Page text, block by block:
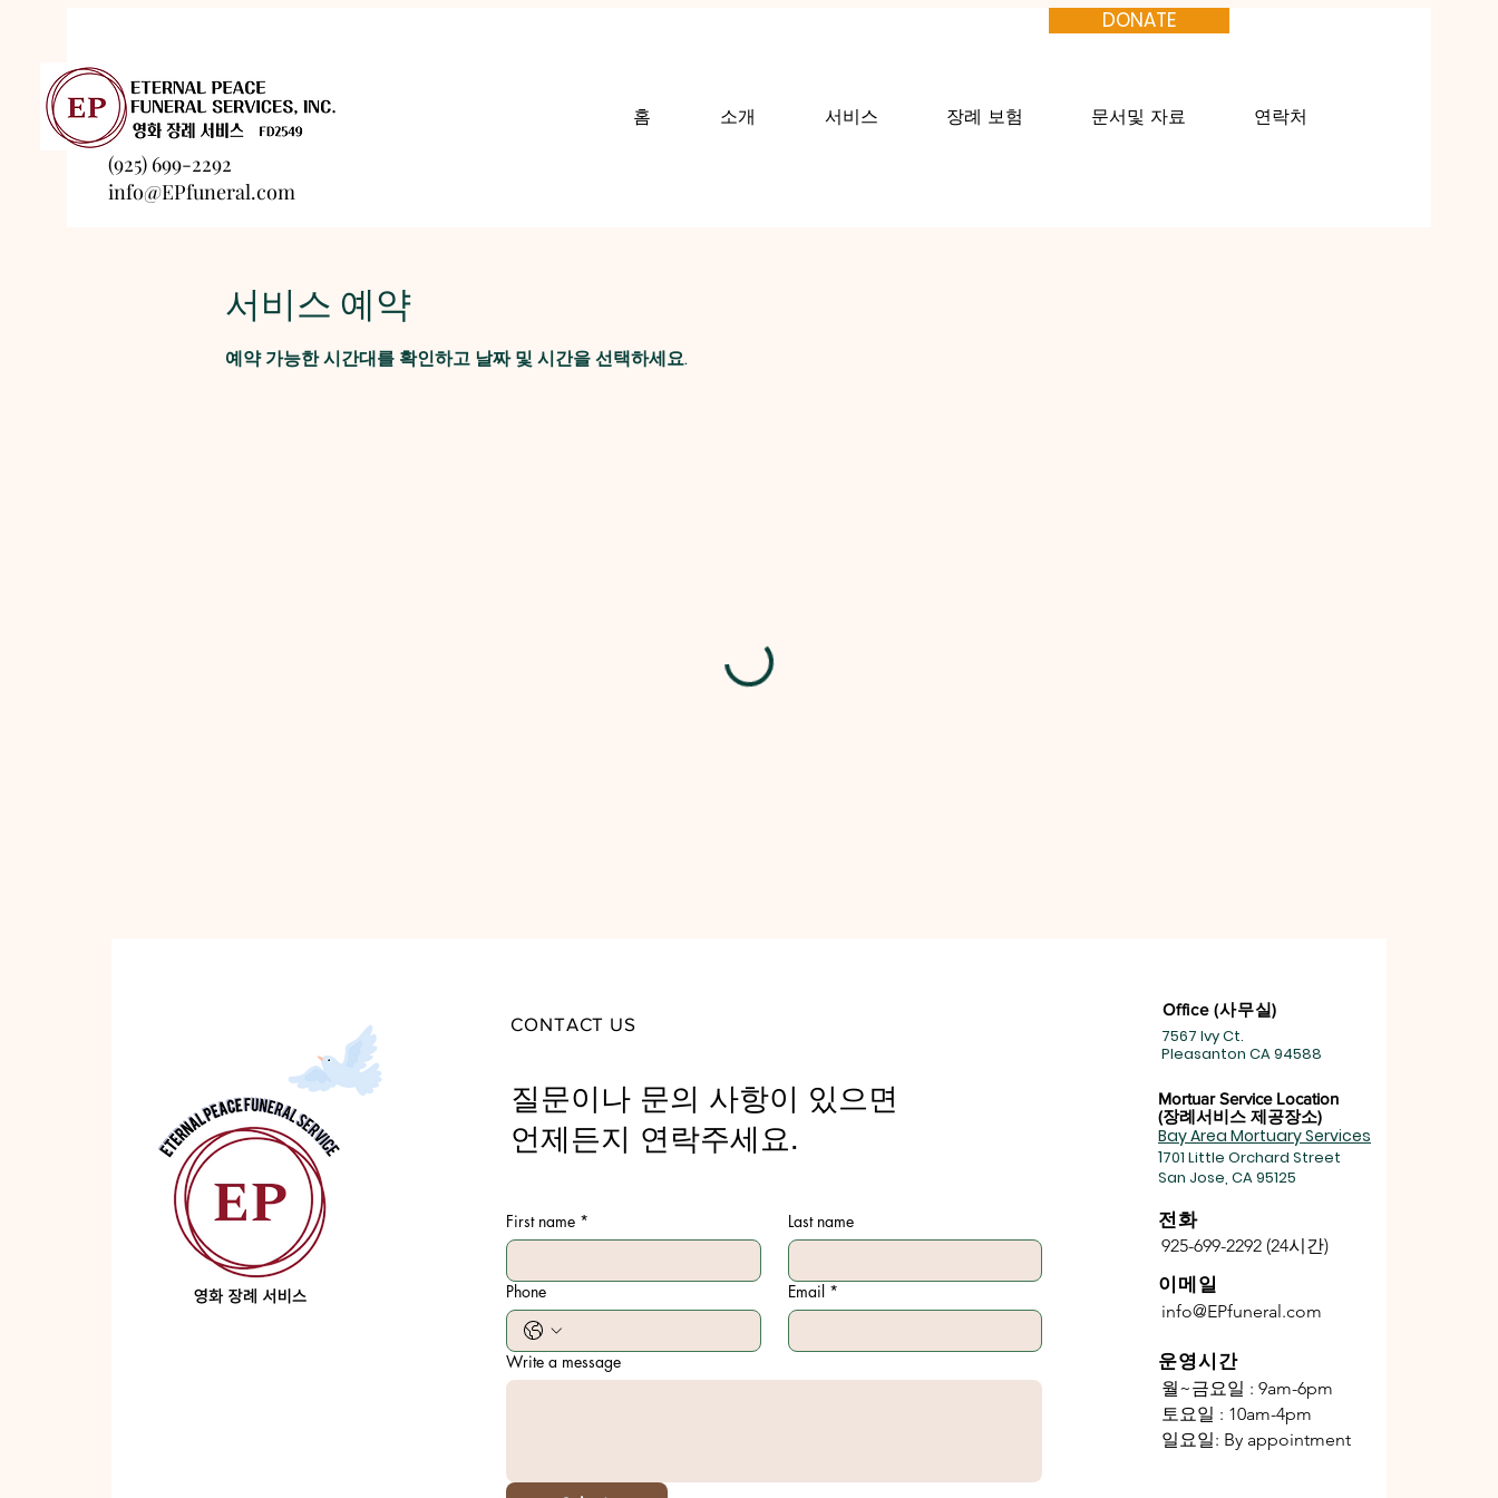
(925) 699-2292
info@EPfuneral.com
DONATE
홈 소개 서비스 장례 보험 문서및 자료 연락처
서비스 예약
예약 가능한 시간대를 확인하고 날짜 및 시간을 선택하세요.
CONTACT US
질문이나 문의 사항이 있으면
언제든지 연락주세요.
First name * Last name
Phone Email *
Write a message
Office (사무실)
7567 Ivy Ct.
Pleasanton CA 94588
MortuarService Location
​​(장례서비스 제공장소)
Bay Area Mortuary Services
1701 Little Orchard Street
San Jose, CA 95125
전화
925-699-2292 (24시간)
이메일
info@EPfuneral.com
운영시간
월~금요일 : 9am-6pm
토요일 : 10am-4pm
일요일: By appointment